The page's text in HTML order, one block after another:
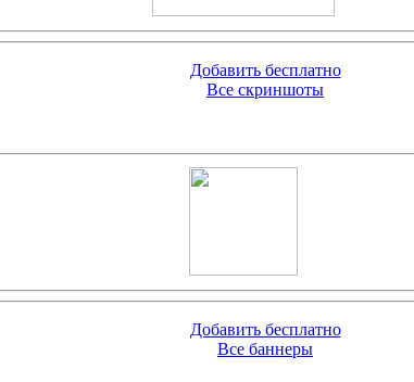
Добавить бесплатно
Все скриншоты
Добавить бесплатно
Все баннеры